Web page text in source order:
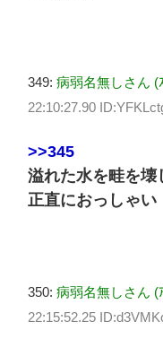
349: 病弱名無しさん (
22:10:27.90
>>345
溢れた水を畦を壊
正直におっしゃい
350: 病弱名無しさん (
22:15:52.25